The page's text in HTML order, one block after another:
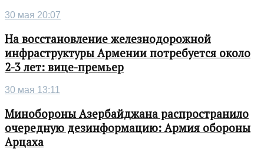
30 мая 20:07
На восстановление железнодорожной
инфраструктуры Армении потребуется около
2-3 лет: вице-премьер
30 мая 13:11
Минобороны Азербайджана распространило
очередную дезинформацию: Армия обороны
Арцаха